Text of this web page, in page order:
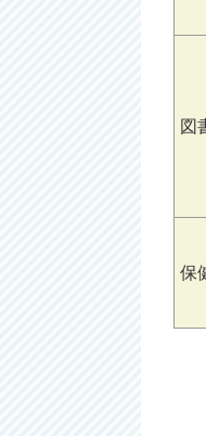
図
保